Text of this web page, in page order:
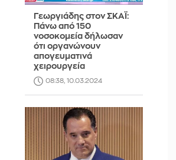
Γεωργιάδης στον ΣΚΑΪ:
Πάνω από 150
νοσοκομεία δήλωσαν
ότι οργανώνουν
απογευματινά
χειρουργεία
08:38, 10.03.2024